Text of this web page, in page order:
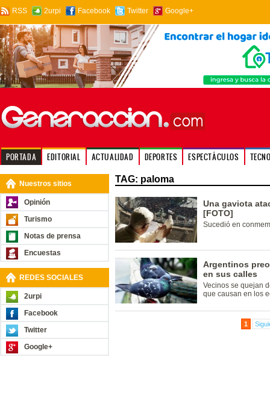
RSS 2urpi Facebook Twitter Google+
PORTADA EDITORIAL ACTUALIDAD DEPORTES ESPECTÁCULOS
Nuestros sitios
Opinión
Turismo
Notas de prensa
Encuestas
REDES SOCIALES
2urpi
Facebook
Twitter
Google+
TAG: paloma
Una gaviota
[FOTO]
Sucedió en
Argentinos
en sus calles
Vecinos se quejan
que causan en los
1